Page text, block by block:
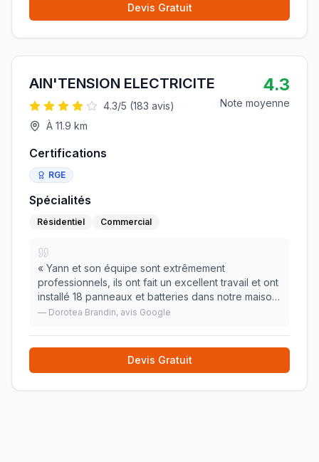
Devis Gratuit
AIN'TENSION ELECTRICITE
4.3/5 (183 avis)
À 11.9 km
4.3
Note moyenne
Certifications
RGE
Spécialités
Résidentiel Commercial
« Yann et son équipe sont extrêmement
professionnels, ils ont fait un excellent travail et ont
installé 18 panneaux et batteries dans notre maison.
Nous les recommandons chaleureusement pour
»
— Dorotea Brandin, avis Google
Devis Gratuit